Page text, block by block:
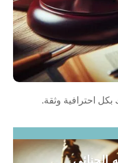
احترافية وثقة.
الجنائي